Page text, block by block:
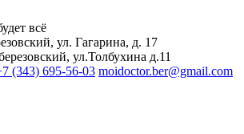
ул. Гагарина, д. 17
ул.Толбухина д.11
(343) 695-56-03 moidoctor.ber@gmail.com